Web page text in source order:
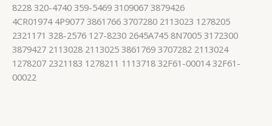
8228 320-4740 359-5469 3109067 3879426
4CR01974 4P9077 3861766 3707280 2113023 1278205
2321171 328-2576 127-8230 2645A745 8N7005 3172300
3879427 2113028 2113025 3861769 3707282 2113024
1278207 2321183 1278211 1113718 32F61-00014 32F61-
00022